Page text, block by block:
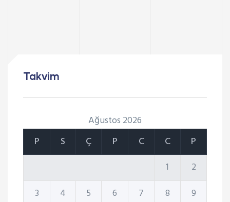
Takvim
Ağustos 2026
P
S Ç P C C
P
1
2
3
4 5 6 7 8
9